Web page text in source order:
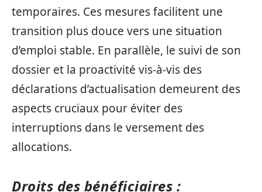
temporaires. Ces mesures facilitent une
transition plus douce vers une situation
d’emploi stable. En parallèle, le suivi de son
dossier et la proactivité vis-à-vis des
déclarations d’actualisation demeurent des
aspects cruciaux pour éviter des
interruptions dans le versement des
allocations.
Droits des bénéficiaires :